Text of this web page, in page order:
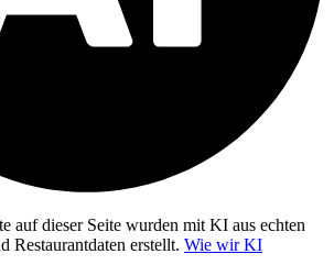
auf dieser Seite wurden mit KI aus echten
Restaurantdaten erstellt. Wie wir KI